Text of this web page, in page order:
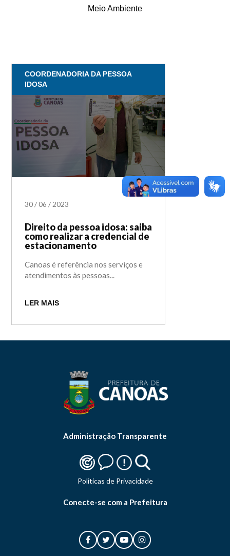
Meio Ambiente
COORDENADORIA DA PESSOA
IDOSA
30 /06 /2023
Direito da pessoa idosa: saiba
como realizar a credencial de
estacionamento
Canoas é referência nos serviços e
atendimentos às pessoas...
LER MAIS
Administração Transparente
Politicas de Privacidade
Conecte-se com a Prefeitura